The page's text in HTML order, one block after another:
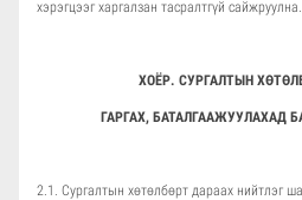
хэрэгцээг харгалзан тасралтгүй сайжруулна.
ХОЁР. СУРГАЛТЫН
ГАРГАХ, БАТАЛГААЖУУЛАХАД
2.1. Сургалтын хөтөлбөрт дараах нийтлэг